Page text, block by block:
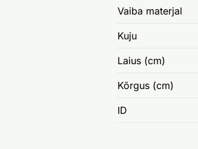
Vaiba materjal
Kuju
Laius (cm)
Kõrgus (cm)
ID